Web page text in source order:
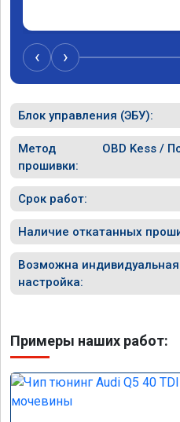
‹ ›
Блок управления (ЭБУ):
Метод
прошивки:
OBD Kess /
Срок работ:
Наличие откатанных
Возможна индивидуальная
настройка:
Примеры наших работ: